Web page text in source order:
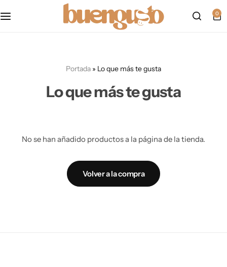
0
Portada » Lo que más te gusta
Lo que más te gusta
No se han añadido productos a la página de la tienda.
Volver a la compra
Política de cookies
formulario de accesibilidad
politica-de-privacidad